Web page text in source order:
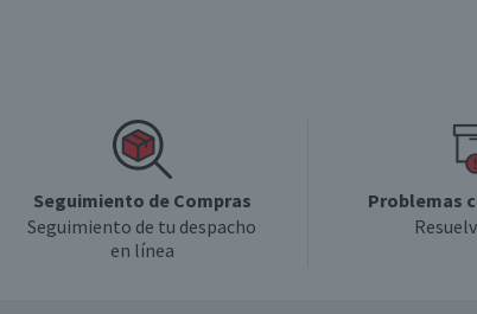
Seguimiento de Compras
Seguimiento de tu despacho
en línea
Problemas